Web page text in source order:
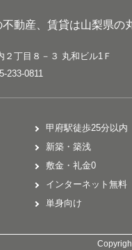
動産、賃貸は山梨県の
丁目８－３ 丸和ビル1Ｆ
233-0811
甲府駅徒歩25分以内
新築・築浅
敷金・礼金0
インターネット無料
単身向け